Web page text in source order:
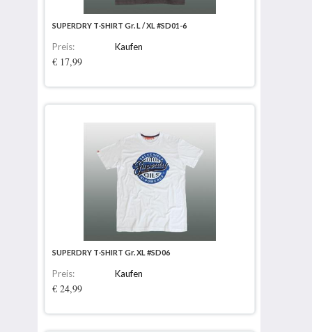
SUPERDRY T-SHIRT Gr. L / XL #SD01-6
Preis:
€ 17,99
Kaufen
SUPERDRY T-SHIRT Gr. XL #SD06
Preis:
€ 24,99
Kaufen